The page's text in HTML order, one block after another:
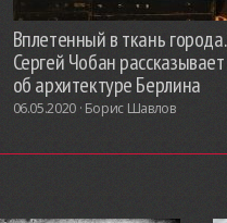
Вплетенный в ткань города.
Сергей Чобан рассказывает
об архитектуре Берлина
06.05.2020 · Борис Шавлов